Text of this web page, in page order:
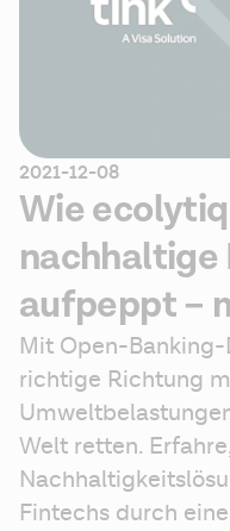
2021-12-08
Wie
nachhaltige
aufpeppt –
Mit Open-
richtige Richtung
Welt retten.
Fintechs durch